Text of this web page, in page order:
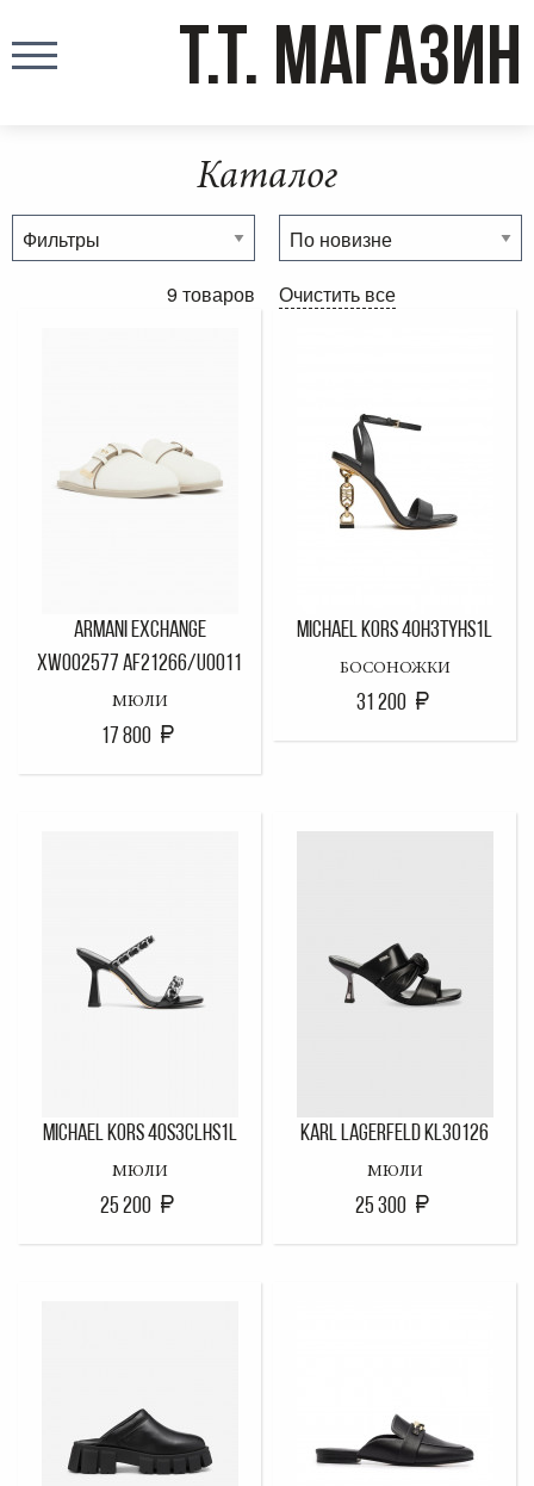
T.T. МАГАЗИН
Каталог
9 товаров Очистить все
ARMANI EXCHANGE
XW002577 AF21266/U0011
МЮЛИ
17 800
MICHAEL KORS 40H3TYHS1L
БОСОНОЖКИ
31 200
MICHAEL KORS 40S3CLHS1L
МЮЛИ
25 200
KARL LAGERFELD KL30126
МЮЛИ
25 300